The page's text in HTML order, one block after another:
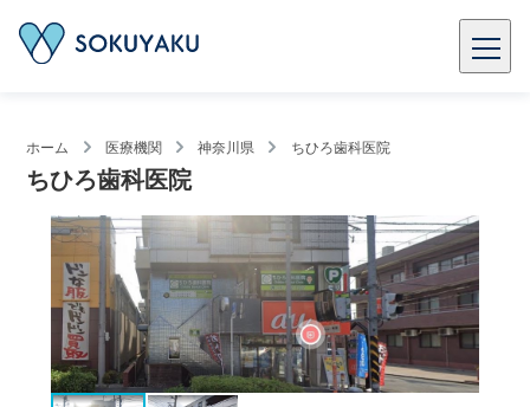
ホーム 医療機関 神奈川県 ちひろ歯科医院
ちひろ歯科医院